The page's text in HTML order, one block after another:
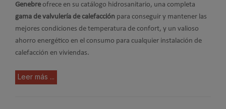
Genebreofrece en su catálogo hidrosanitario, una completa
gama de valvulería de calefacción para conseguir y mantener las
mejores condiciones de temperatura de confort, y un valioso
ahorro energético en el consumo para cualquier instalación de
calefacción en viviendas.
Leer más ...